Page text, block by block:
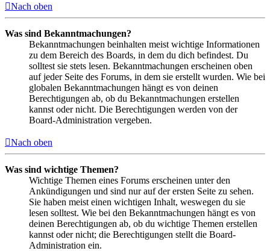
Nach oben
Was sind Bekanntmachungen?
Bekanntmachungen beinhalten meist wichtige Informationen
zu dem Bereich des Boards, in dem du dich befindest. Du
solltest sie stets lesen. Bekanntmachungen erscheinen oben
auf jeder Seite des Forums, in dem sie erstellt wurden. Wie bei
globalen Bekanntmachungen hängt es von deinen
Berechtigungen ab, ob du Bekanntmachungen erstellen
kannst oder nicht. Die Berechtigungen werden von der
Board-Administration vergeben.
Nach oben
Was sind wichtige Themen?
Wichtige Themen eines Forums erscheinen unter den
Ankündigungen und sind nur auf der ersten Seite zu sehen.
Sie haben meist einen wichtigen Inhalt, weswegen du sie
lesen solltest. Wie bei den Bekanntmachungen hängt es von
deinen Berechtigungen ab, ob du wichtige Themen erstellen
kannst oder nicht; die Berechtigungen stellt die Board-
Administration ein.